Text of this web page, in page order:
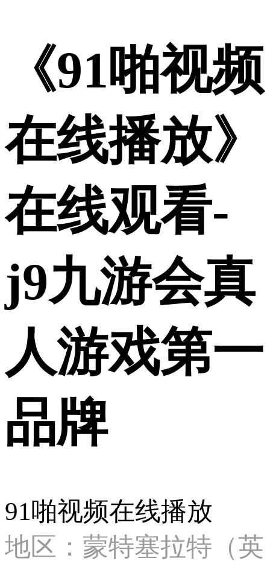
《91啪视频
在线播放》
在线观看-
j9九游会真
人游戏第一
品牌
91啪视频在线播放
地区：蒙特塞拉特（英